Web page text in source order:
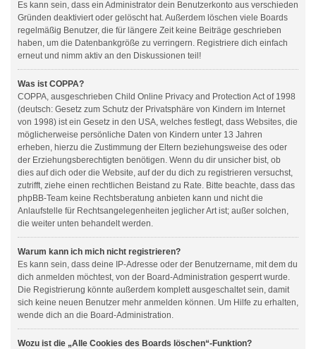
Es kann sein, dass ein Administrator dein Benutzerkonto aus verschieden
Gründen deaktiviert oder gelöscht hat. Außerdem löschen viele Boards
regelmäßig Benutzer, die für längere Zeit keine Beiträge geschrieben
haben, um die Datenbankgröße zu verringern. Registriere dich einfach
erneut und nimm aktiv an den Diskussionen teil!
Was ist COPPA?
COPPA, ausgeschrieben Child Online Privacy and Protection Act of 1998
(deutsch: Gesetz zum Schutz der Privatsphäre von Kindern im Internet
von 1998) ist ein Gesetz in den USA, welches festlegt, dass Websites, die
möglicherweise persönliche Daten von Kindern unter 13 Jahren
erheben, hierzu die Zustimmung der Eltern beziehungsweise des oder
der Erziehungsberechtigten benötigen. Wenn du dir unsicher bist, ob
dies auf dich oder die Website, auf der du dich zu registrieren versuchst,
zutrifft, ziehe einen rechtlichen Beistand zu Rate. Bitte beachte, dass das
phpBB-Team keine Rechtsberatung anbieten kann und nicht die
Anlaufstelle für Rechtsangelegenheiten jeglicher Art ist; außer solchen,
die weiter unten behandelt werden.
Warum kann ich mich nicht registrieren?
Es kann sein, dass deine IP-Adresse oder der Benutzername, mit dem du
dich anmelden möchtest, von der Board-Administration gesperrt wurde.
Die Registrierung könnte außerdem komplett ausgeschaltet sein, damit
sich keine neuen Benutzer mehr anmelden können. Um Hilfe zu erhalten,
wende dich an die Board-Administration.
Wozu ist die „Alle Cookies des Boards löschen“-Funktion?